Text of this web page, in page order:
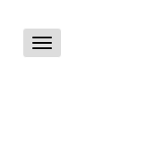
Toggle